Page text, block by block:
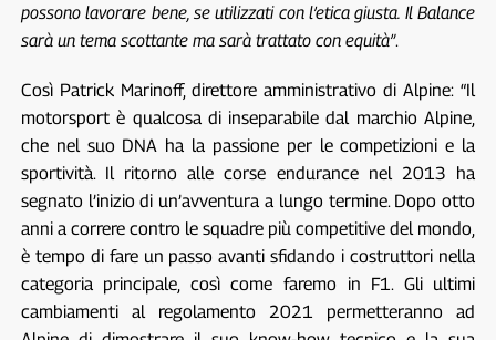
possono lavorare bene, se utilizzati con l’etica giusta. Il Balance
sarà un tema scottante ma sarà trattato con equità”.
Così Patrick Marinoff, direttore amministrativo di Alpine: “Il
motorsport è qualcosa di inseparabile dal marchio Alpine,
che nel suo DNA ha la passione per le competizioni e la
sportività. Il ritorno alle corse endurance nel 2013 ha
segnato l’inizio di un’avventura a lungo termine. Dopo otto
anni a correre contro le squadre più competitive del mondo,
è tempo di fare un passo avanti sfidando i costruttori nella
categoria principale, così come faremo in F1. Gli ultimi
cambiamenti al regolamento 2021 permetteranno ad